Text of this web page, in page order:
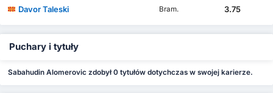
Davor Taleski
Bram. 3.75
Puchary i tytuły
Sabahudin Alomeroviс zdobył 0 tytułów dotychczas w swojej karierze.